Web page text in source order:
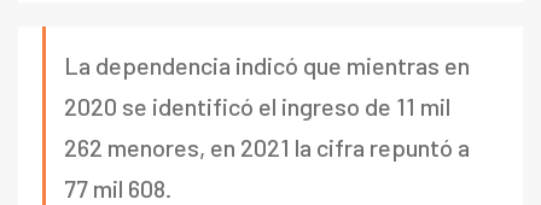
La dependencia indicó que mientras en
2020 se identificó el ingreso de 11 mil
262 menores, en 2021 la cifra repuntó a
77 mil 608.